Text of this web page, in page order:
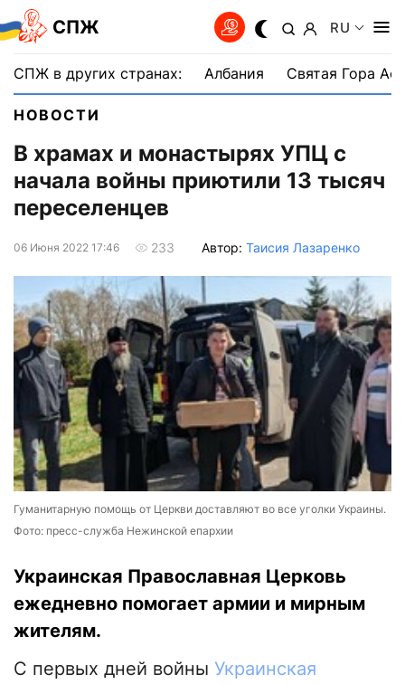
СПЖ RU
СПЖ в других странах: Албания Святая Гора
НОВОСТИ
В храмах и монастырях УПЦ с
начала войны приютили 13 тысяч
переселенцев
06 Июня 2022 17:46 233 Автор: Таисия Лазаренко
Гуманитарную помощь от Церкви доставляют во все уголки Украины.
Фото: пресс-служба Нежинской епархии
Украинская Православная Церковь
ежедневно помогает армии и мирным
жителям.
С первых дней войны Украинская